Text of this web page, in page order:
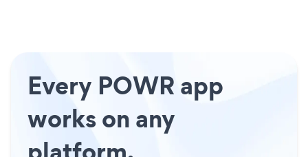
Every POWR app
works on any